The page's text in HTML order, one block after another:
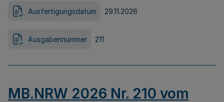
Ausfertigungsdatum 29.11.2026
Ausgabennummer 211
MB.NRW 2026 Nr. 210 vom